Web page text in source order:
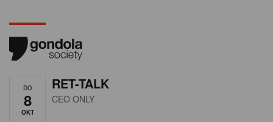
DO
8
OKT
RET-TALK
CEO ONLY